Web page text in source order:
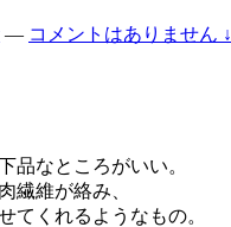
— コメントはありません ↓
品なところがいい。
繊維が絡み、
てくれるようなもの。